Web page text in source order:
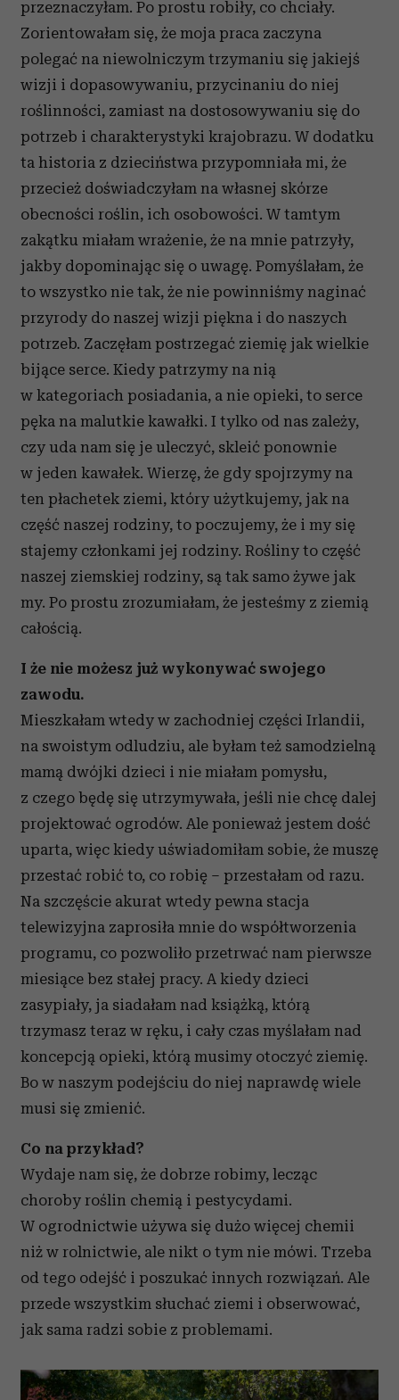
przeznaczyłam. Po prostu robiły, co chciały.
Zorientowałam się, że moja praca zaczyna
polegać na niewolniczym trzymaniu się jakiejś
wizji i dopasowywaniu, przycinaniu do niej
roślinności, zamiast na dostosowywaniu się do
potrzeb i charakterystyki krajobrazu. W dodatku
ta historia z dzieciństwa przypomniała mi, że
przecież doświadczyłam na własnej skórze
obecności roślin, ich osobowości. W tamtym
zakątku miałam wrażenie, że na mnie patrzyły,
jakby dopominając się o uwagę. Pomyślałam, że
to wszystko nie tak, że nie powinniśmy naginać
przyrody do naszej wizji piękna i do naszych
potrzeb. Zaczęłam postrzegać ziemię jak wielkie
bijące serce. Kiedy patrzymy na nią
w kategoriach posiadania, a nie opieki, to serce
pęka na malutkie kawałki. I tylko od nas zależy,
czy uda nam się je uleczyć, skleić ponownie
w jeden kawałek. Wierzę, że gdy spojrzymy na
ten płachetek ziemi, który użytkujemy, jak na
część naszej rodziny, to poczujemy, że i my się
stajemy członkami jej rodziny. Rośliny to część
naszej ziemskiej rodziny, są tak samo żywe jak
my. Po prostu zrozumiałam, że jesteśmy z ziemią
całością.
I że nie możesz już wykonywać swojego
zawodu.
Mieszkałam wtedy w zachodniej części Irlandii,
na swoistym odludziu, ale byłam też samodzielną
mamą dwójki dzieci i nie miałam pomysłu,
z czego będę się utrzymywała, jeśli nie chcę dalej
projektować ogrodów. Ale ponieważ jestem dość
uparta, więc kiedy uświadomiłam sobie, że muszę
przestać robić to, co robię – przestałam od razu.
Na szczęście akurat wtedy pewna stacja
telewizyjna zaprosiła mnie do współtworzenia
programu, co pozwoliło przetrwać nam pierwsze
miesiące bez stałej pracy. A kiedy dzieci
zasypiały, ja siadałam nad książką, którą
trzymasz teraz w ręku, i cały czas myślałam nad
koncepcją opieki, którą musimy otoczyć ziemię.
Bo w naszym podejściu do niej naprawdę wiele
musi się zmienić.
Co na przykład?
Wydaje nam się, że dobrze robimy, lecząc
choroby roślin chemią i pestycydami.
W ogrodnictwie używa się dużo więcej chemii
niż w rolnictwie, ale nikt o tym nie mówi. Trzeba
od tego odejść i poszukać innych rozwiązań. Ale
przede wszystkim słuchać ziemi i obserwować,
jak sama radzi sobie z problemami.